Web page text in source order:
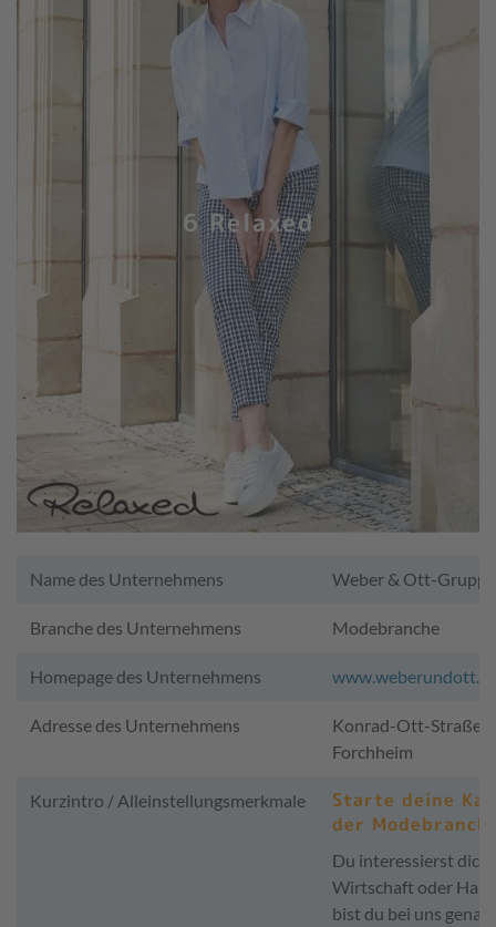
6 Relaxed
Name des Unternehmens Weber & Ott-Gruppe
Branche des Unternehmens Modebranche
Homepage des Unternehmens
Adresse des Unternehmens
Konrad-Ott-Straße
Forchheim
Kurzintro / Alleinstellungsmerkmale
Starte deine
der
Du interessierst dich
Wirtschaft oder
bist du bei uns